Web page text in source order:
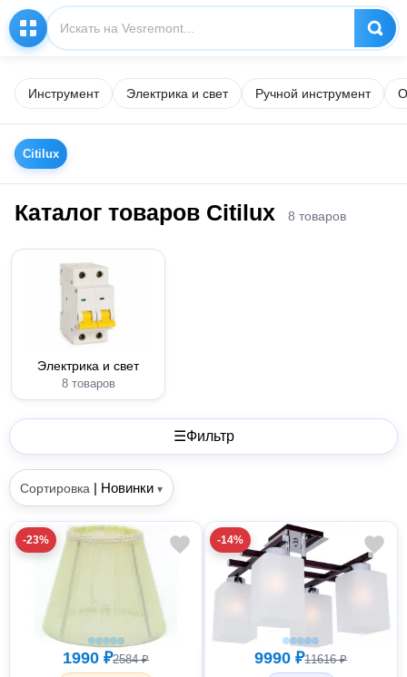
Инструмент Электрика и свет Ручной инструмент
Citilux
Каталог товаров Citilux 8 товаров
Электрика и свет
8 товаров
☰Фильтр
Сортировка | Новинки ▾
-23%
1990 ₽2584 ₽
-14%
9990 ₽11616 ₽